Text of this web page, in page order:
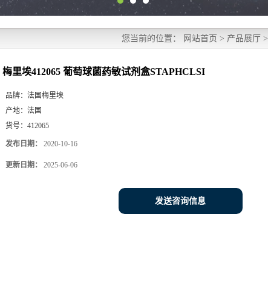
您当前的位置： 网站首页 > 产品展厅 >
梅里埃412065 葡萄球菌药敏试剂盒STAPHCLSI
品牌： 法国梅里埃
产地： 法国
货号： 412065
发布日期： 2020-10-16
更新日期： 2025-06-06
发送咨询信息